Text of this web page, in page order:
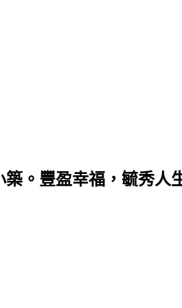
。豐盈幸福，毓秀人